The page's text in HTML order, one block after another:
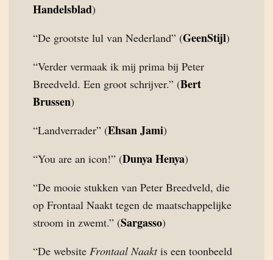
Handelsblad)
“De grootste lul van Nederland” (GeenStijl)
“Verder vermaak ik mij prima bij Peter
Breedveld. Een groot schrijver.” (Bert
Brussen)
“Landverrader” (Ehsan Jami)
“You are an icon!” (Dunya Henya)
“De mooie stukken van Peter Breedveld, die
op Frontaal Naakt tegen de maatschappelijke
stroom in zwemt.” (Sargasso)
“De website Frontaal Naaktis een toonbeeld